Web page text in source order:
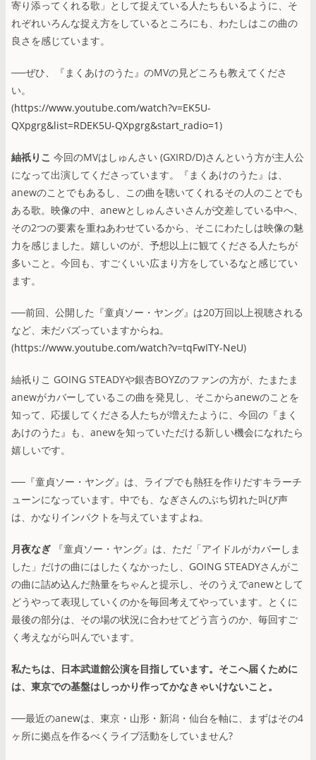
寄り添ってくれる歌」として捉えている人たちもいるように、そ
れぞれいろんな捉え方をしているところにも、わたしはこの曲の
良さを感じています。
──ぜひ、『まくあけのうた』のMVの見どころも教えてくださ
い。
(https://www.youtube.com/watch?v=EK5U-
QXpgrg&list=RDEK5U-QXpgrg&start_radio=1)
紬祇りこ 今回のMVはしゅんさい (GXIRD/D)さんという方が主人公
になって出演してくださっています。『まくあけのうた』は、
anewのことでもあるし、この曲を聴いてくれるその人のことでも
ある歌。映像の中、anewとしゅんさいさんが交差している中へ、
その2つの要素を重ねあわせているから、そこにわたしは映像の魅
力を感じました。嬉しいのが、予想以上に観てくださる人たちが
多いこと。今回も、すごくいい広まり方をしているなと感じてい
ます。
──前回、公開した『童貞ソー・ヤング』は20万回以上視聴される
など、未だバズっていますからね。
(https://www.youtube.com/watch?v=tqFwITY-NeU)
紬祇りこ GOING STEADYや銀杏BOYZのファンの方が、たまたま
anewがカバーしているこの曲を発見し、そこからanewのことを
知って、応援してくださる人たちが増えたように、今回の『まく
あけのうた』も、anewを知っていただける新しい機会になれたら
嬉しいです。
──『童貞ソー・ヤング』は、ライブでも熱狂を作りだすキラーチ
ューンになっています。中でも、なぎさんのぶち切れた叫び声
は、かなりインパクトを与えていますよね。
月夜なぎ 『童貞ソー・ヤング』は、ただ「アイドルがカバーしま
した」だけの曲にはしたくなかったし、GOING STEADYさんがこ
の曲に詰め込んだ熱量をちゃんと提示し、そのうえでanewとして
どうやって表現していくのかを毎回考えてやっています。とくに
最後の部分は、その場の状況に合わせてどう言うのか、毎回すご
く考えながら叫んでいます。
私たちは、日本武道館公演を目指しています。そこへ届くために
は、東京での基盤はしっかり作ってかなきゃいけないこと。
──最近のanewは、東京・山形・新潟・仙台を軸に、まずはその4
ヶ所に拠点を作るべくライブ活動をしていません?